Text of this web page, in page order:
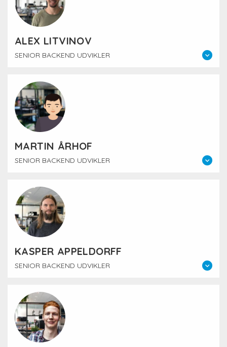
ALEX LITVINOV
SENIOR BACKEND UDVIKLER
MARTIN ÅRHOF
SENIOR BACKEND UDVIKLER
KASPER APPELDORFF
SENIOR BACKEND UDVIKLER